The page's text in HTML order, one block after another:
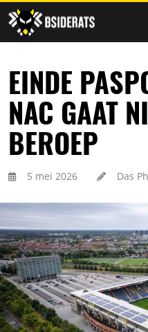
EINDE
NAC GAAT
BEROEP
5 mei 2026 Das